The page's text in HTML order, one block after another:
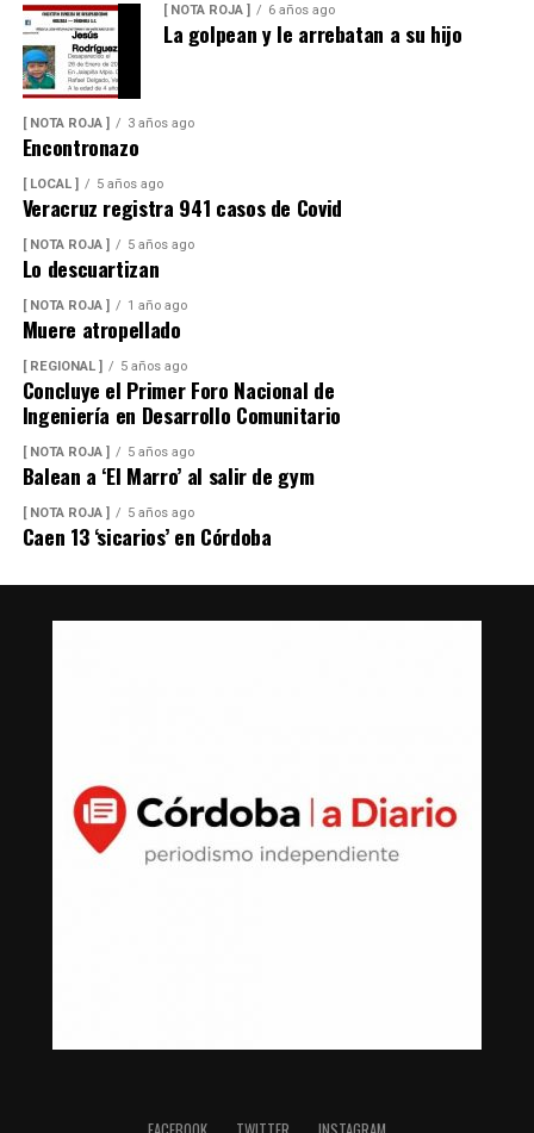
[ NOTA ROJA ] 6 años ago
La golpean y le arrebatan a su hijo
[ NOTA ROJA ] 3 años ago
Encontronazo
[ LOCAL ] 5 años ago
Veracruz registra 941 casos de Covid
[ NOTA ROJA ] 5 años ago
Lo descuartizan
[ NOTA ROJA ] 1 año ago
Muere atropellado
[ REGIONAL ] 5 años ago
Concluye el Primer Foro Nacional de
Ingeniería en Desarrollo Comunitario
[ NOTA ROJA ] 5 años ago
Balean a ‘El Marro’ al salir de gym
[ NOTA ROJA ] 5 años ago
Caen 13 ‘sicarios’ en Córdoba